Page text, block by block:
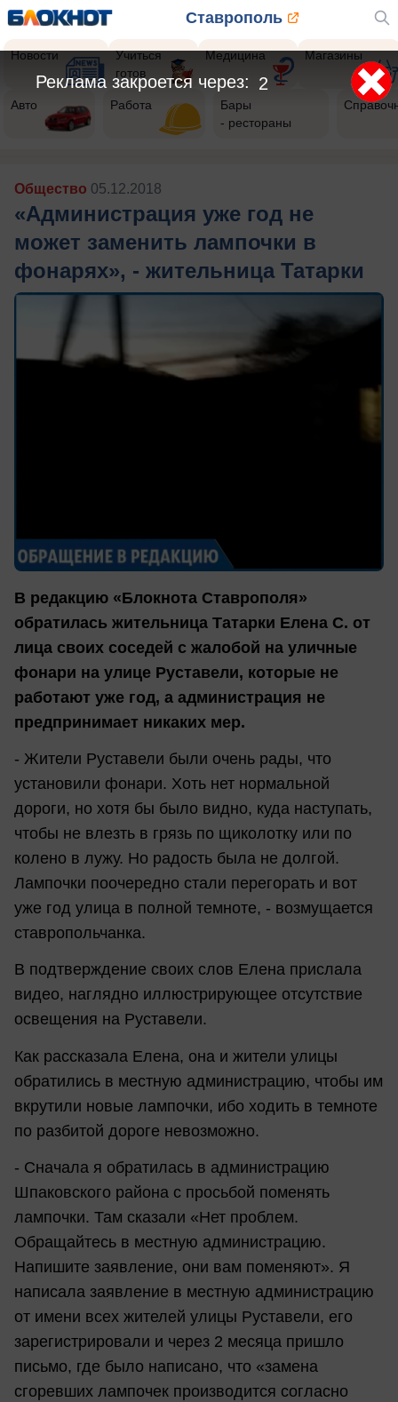
Ставрополь
Новости
Учиться
готов
Медицина Магазины
Авто Работа
Бары
- рестораны
Общество 05.12.2018
«Администрация уже год не
может заменить лампочки в
фонарях», - жительница Татарки
В редакцию «Блокнота Ставрополя»
обратилась жительница Татарки Елена С. от
лица своих соседей с жалобой на уличные
фонари на улице Руставели, которые не
работают уже год, а администрация не
предпринимает никаких мер.
- Жители Руставели были очень рады, что
установили фонари. Хоть нет нормальной
дороги, но хотя бы было видно, куда наступать,
чтобы не влезть в грязь по щиколотку или по
колено в лужу. Но радость была не долгой.
Лампочки поочередно стали перегорать и вот
уже год улица в полной темноте, - возмущается
ставропольчанка.
В подтверждение своих слов Елена прислала
видео, наглядно иллюстрирующее отсутствие
освещения на Руставели.
Как рассказала Елена, она и жители улицы
обратились в местную администрацию, чтобы им
вкрутили новые лампочки, ибо ходить в темноте
по разбитой дороге невозможно.
- Сначала я обратилась в администрацию
Шпаковского района с просьбой поменять
лампочки. Там сказали «Нет проблем.
Обращайтесь в местную администрацию.
Напишите заявление, они вам поменяют». Я
написала заявление в местную администрацию
от имени всех жителей улицы Руставели, его
зарегистрировали и через 2 месяца пришло
письмо, где было написано, что «замена
сгоревших лампочек производится согласно